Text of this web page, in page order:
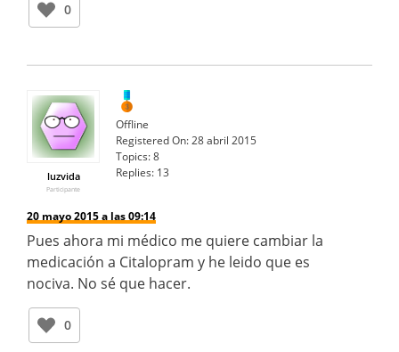
0
luzvida
Participante
Offline
Registered On:28 abril 2015
Topics:8
Replies: 13
20 mayo 2015 a las 09:14
Pues ahora mi médico me quiere cambiar la
medicación a Citalopram y he leido que es
nociva. No sé que hacer.
0